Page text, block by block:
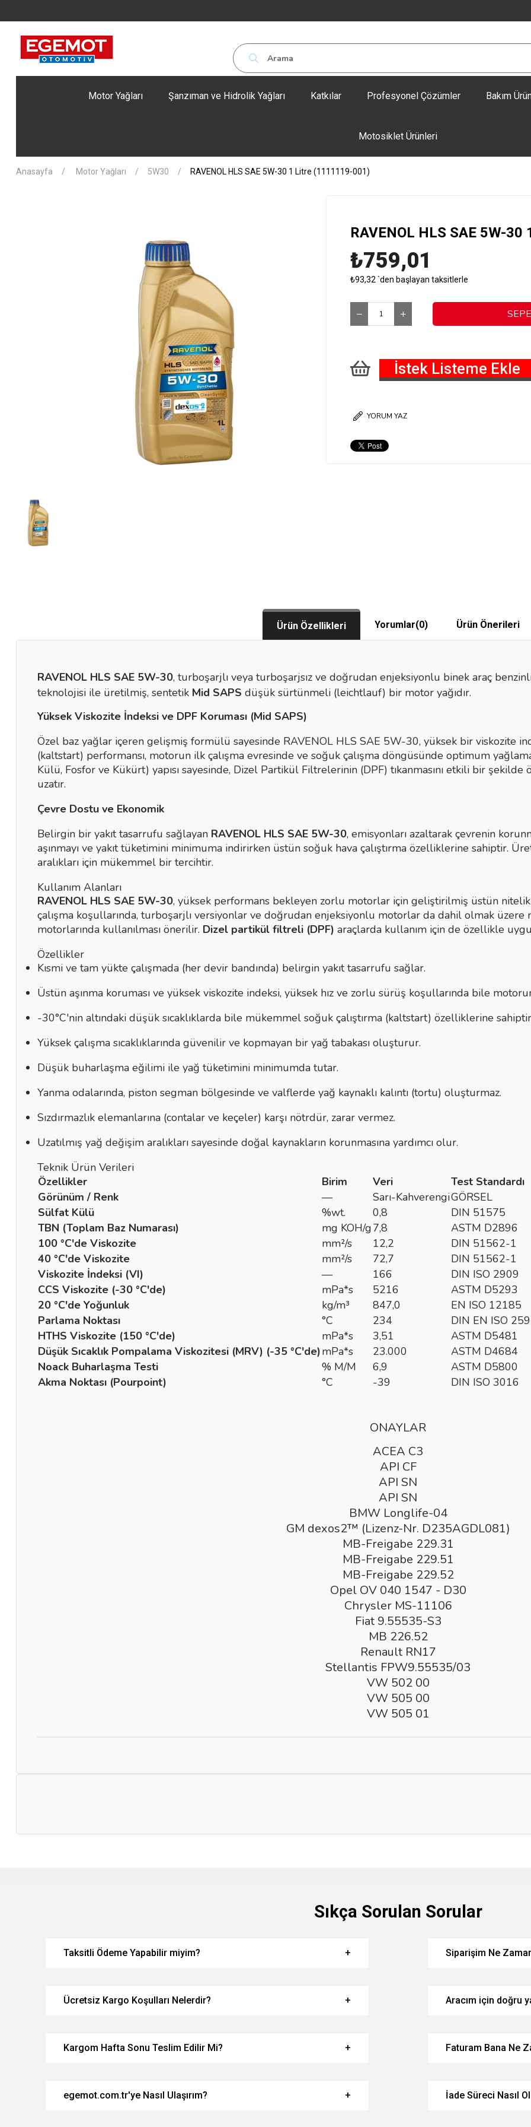
Motor Yağları Şanzıman ve Hidrolik Yağları Katkılar Profesyonel Çözümler Bakım
Motosiklet Ürünleri
Anasayfa Motor Yağları 5W30 RAVENOL HLS SAE 5W-30 1 Litre (1111119-001)
RAVENOL HLS SAE 5W-
₺759,01
₺93,32 `den başlayan taksitlerle
İstek Listeme Ekle
YORUM YAZ
Ürün Özellikleri Yorumlar(0) Ürün Önerileri
RAVENOL HLS SAE 5W-30, turboşarjlı veya turboşarjsız ve doğrudan enjeksiyonlu binek araç
teknolojisi ile üretilmiş, sentetik Mid SAPS düşük sürtünmeli (leichtlauf) bir motor yağıdır.
Yüksek Viskozite İndeksi ve DPF Koruması (Mid SAPS)
Özel baz yağlar içeren gelişmiş formülü sayesinde RAVENOL HLS SAE 5W-30, yüksek bir viskozite
(kaltstart) performansı, motorun ilk çalışma evresinde ve soğuk çalışma döngüsünde optimum
Külü, Fosfor ve Kükürt) yapısı sayesinde, Dizel Partikül Filtrelerinin (DPF) tıkanmasını etkili bir
uzatır.
Çevre Dostu ve Ekonomik
Belirgin bir yakıt tasarrufu sağlayan RAVENOL HLS SAE 5W-30, emisyonları azaltarak çevrenin
aşınmayı ve yakıt tüketimini minimuma indirirken üstün soğuk hava çalıştırma özelliklerine sahiptir.
aralıkları için mükemmel bir tercihtir.
Kullanım Alanları
RAVENOL HLS SAE 5W-30, yüksek performans bekleyen zorlu motorlar için geliştirilmiş üstün
çalışma koşullarında, turboşarjlı versiyonlar ve doğrudan enjeksiyonlu motorlar da dahil olmak
motorlarında kullanılması önerilir. Dizel partikül filtreli (DPF) araçlarda kullanım için de özellikle
Özellikler
Kısmi ve tam yükte çalışmada (her devir bandında) belirgin yakıt tasarrufu sağlar.
Üstün aşınma koruması ve yüksek viskozite indeksi, yüksek hız ve zorlu sürüş koşullarında bile
-30°C'nin altındaki düşük sıcaklıklarda bile mükemmel soğuk çalıştırma (kaltstart) özelliklerine
Yüksek çalışma sıcaklıklarında güvenilir ve kopmayan bir yağ tabakası oluşturur.
Düşük buharlaşma eğilimi ile yağ tüketimini minimumda tutar.
Yanma odalarında, piston segman bölgesinde ve valflerde yağ kaynaklı kalıntı (tortu) oluşturmaz.
Sızdırmazlık elemanlarına (contalar ve keçeler) karşı nötrdür, zarar vermez.
Uzatılmış yağ değişim aralıkları sayesinde doğal kaynakların korunmasına yardımcı olur.
Teknik Ürün Verileri
Özellikler
Birim Veri
Test Standardı
Görünüm / Renk
— Sarı-KahverengiGÖRSEL
Sülfat Külü
%wt. 0,8
DIN 51575
TBN (Toplam Baz Numarası)
mg KOH/g7,8
ASTM D2896
100 °C'de Viskozite
mm²/s 12,2
DIN 51562-1
40 °C'de Viskozite
mm²/s 72,7
DIN 51562-1
Viskozite İndeksi (VI)
— 166
DIN ISO 2909
CCS Viskozite (-30 °C'de)
mPa*s 5216
ASTM D5293
20 °C'de Yoğunluk
kg/m³ 847,0
EN ISO 12185
Parlama Noktası
°C 234
DIN EN ISO
HTHS Viskozite (150 °C'de)
mPa*s 3,51
ASTM D5481
Düşük Sıcaklık Pompalama Viskozitesi (MRV) (-35 °C'de)mPa*s 23.000
ASTM D4684
Noack Buharlaşma Testi
% M/M 6,9
ASTM D5800
Akma Noktası (Pourpoint)
°C -39 DIN ISO 3016
ONAYLAR
ACEA C3
API CF
API SN
API SN
BMW Longlife-04
GM dexos2™ (Lizenz-Nr. D235AGDL081)
MB-Freigabe 229.31
MB-Freigabe 229.51
MB-Freigabe 229.52
Opel OV 040 1547 - D30
Chrysler MS-11106
Fiat 9.55535-S3
MB 226.52
Renault RN17
Stellantis FPW9.55535/03
VW 502 00
VW 505 00
VW 505 01
Sıkça Sorulan Sorular
Taksitli Ödeme Yapabilir miyim?
Ücretsiz Kargo Koşulları Nelerdir?
Kargom Hafta Sonu Teslim Edilir Mi?
egemot.com.tr'ye Nasıl Ulaşırım?
Siparişim Ne
Aracım için doğru
Faturam Bana Ne
İade Süreci Nasıl